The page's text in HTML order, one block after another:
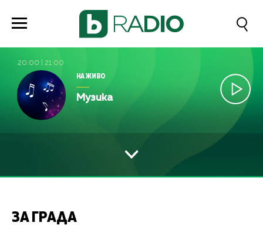
20:00 21:00
НА ЖИВО
Музика
ЗА ГРАДА